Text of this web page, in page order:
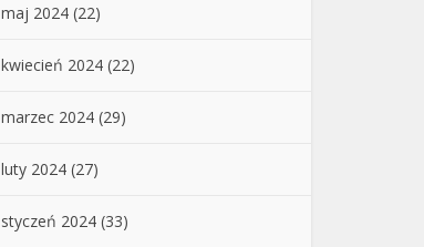
maj 2024 (22)
kwiecień 2024 (22)
marzec 2024 (29)
luty 2024 (27)
styczeń 2024 (33)